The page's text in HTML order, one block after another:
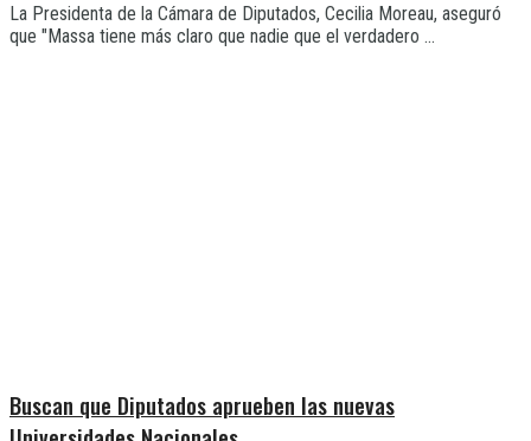
La Presidenta de la Cámara de Diputados, Cecilia Moreau, aseguró
que "Massa tiene más claro que nadie que el verdadero ...
Buscan que Diputados aprueben las nuevas